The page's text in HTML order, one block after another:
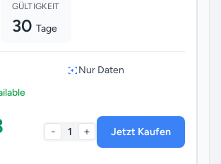
GÜLTIGKEIT
30 Tage
Nur Daten
- 1 + Jetzt Kaufen